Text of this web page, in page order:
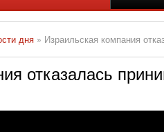
дня » Израильская компания
отказалась